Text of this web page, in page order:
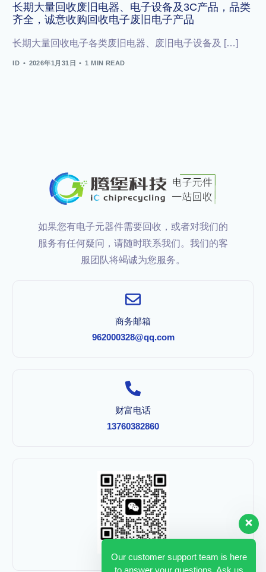
长期大量回收废旧电器、电子设备及3C产品，品类
齐全，诚意收购回收电子废旧电子产品
长期大量回收电子各类废旧电器、废旧电子设备及 […]
ID 2026年1月31日 1 MIN READ
如果您有电子元器件需要回收，或者对我们的
服务有任何疑问，请随时联系我们。我们的客
服团队将竭诚为您服务。
商务邮箱
962000328@qq.com
财富电话
13760382860
Our customer support team is here
to answer your questions. Ask us